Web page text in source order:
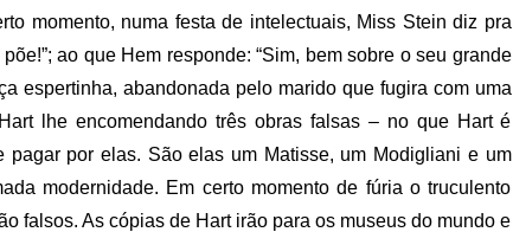
momento, numa festa de intelectuais, Miss Stein diz pra
ao que Hem responde: “Sim, bem sobre o seu grande
espertinha, abandonada pelo marido que fugira com uma
lhe encomendando três obras falsas – no que Hart é
por elas. São elas um Matisse, um Modigliani e um
modernidade. Em certo momento de fúria o truculento
falsos. As cópias de Hart irão para os museus do mundo e